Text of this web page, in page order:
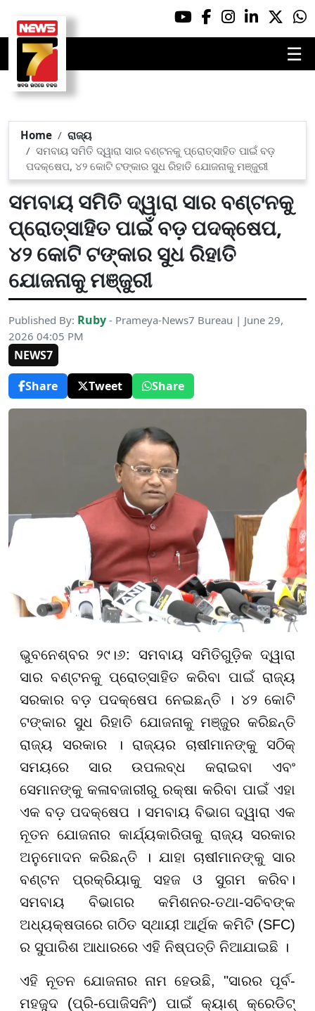
☰
Home
ରାଜ୍ୟ
ସମବାୟ ସମିତି ଦ୍ୱାରା ସାର ବଣ୍ଟନକୁ ପ୍ରୋତ୍ସାହିତ ପାଇଁ ବଡ଼
ପଦକ୍ଷେପ, ୪୨ କୋଟି ଟଙ୍କାର ସୁଧ ରିହାତି ଯୋଜନାକୁ ମଞ୍ଜୁରୀ
ସମବାୟ ସମିତି ଦ୍ୱାରା ସାର ବଣ୍ଟନକୁ
ପ୍ରୋତ୍ସାହିତ ପାଇଁ ବଡ଼ ପଦକ୍ଷେପ,
୪୨ କୋଟି ଟଙ୍କାର ସୁଧ ରିହାତି
ଯୋଜନାକୁ ମଞ୍ଜୁରୀ
Published By: Ruby - Prameya-News7 Bureau | June 29,
2026 04:05 PM
NEWS7
Share
Tweet Share
ଭୁବନେଶ୍ବର ୨୯।୬: ସମବାୟ ସମିତିଗୁଡ଼ିକ ଦ୍ୱାରା
ସାର ବଣ୍ଟନକୁ ପ୍ରୋତ୍ସାହିତ କରିବା ପାଇଁ ରାଜ୍ୟ
ସରକାର ବଡ଼ ପଦକ୍ଷେପ ନେଇଛନ୍ତି । ୪୨ କୋଟି
ଟଙ୍କାର ସୁଧ ରିହାତି ଯୋଜନାକୁ ମଞ୍ଜୁର କରିଛନ୍ତି
ରାଜ୍ୟ ସରକାର । ରାଜ୍ୟର ଚାଷୀମାନଙ୍କୁ ସଠିକ୍
ସମୟରେ ସାର ଉପଲବ୍ଧ କରାଇବା ଏବଂ
ସେମାନଙ୍କୁ କଳାବଜାରୀରୁ ରକ୍ଷା କରିବା ପାଇଁ ଏହା
ଏକ ବଡ଼ ପଦକ୍ଷେପ । ସମବାୟ ବିଭାଗ ଦ୍ୱାରା ଏକ
ନୂତନ ଯୋଜନାର କାର୍ଯ୍ୟକାରିତାକୁ ରାଜ୍ୟ ସରକାର
ଅନୁମୋଦନ କରିଛନ୍ତି । ଯାହା ଚାଷୀମାନଙ୍କୁ ସାର
ବଣ୍ଟନ ପ୍ରକ୍ରିୟାକୁ ସହଜ ଓ ସୁଗମ କରିବ।
ସମବାୟ ବିଭାଗର କମିଶନର-ତଥା-ସଚିବଙ୍କ
ଅଧ୍ୟକ୍ଷତାରେ ଗଠିତ ସ୍ଥାୟୀ ଆର୍ଥିକ କମିଟି (SFC)
ର ସୁପାରିଶ ଆଧାରରେ ଏହି ନିଷ୍ପତ୍ତି ନିଆଯାଇଛି ।
ଏହି ନୂତନ ଯୋଜନାର ନାମ ହେଉଛି, "ସାରର ପୂର୍ବ-
ମହଜୁଦ (ପ୍ରି-ପୋଜିସନିଂ) ପାଇଁ କ୍ୟାଶ୍ କ୍ରେଡିଟ୍